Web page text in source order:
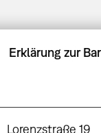
Erklärung zur
Lorenzstraße 19